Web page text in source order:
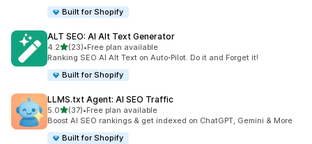
Built for Shopify
ALT SEO: AI Alt Text Generator
4.2滿分 5 顆星
(23)
共有 23 則評價
•Free plan available
Ranking SEO AI Alt Text on Auto‑Pilot. Do it and Forget it!
Built for Shopify
LLMS.txt Agent: AI SEO Traffic
5.0滿分 5 顆星
(37)
共有 37 則評價
•Free plan available
Boost AI SEO rankings & get indexed on ChatGPT, Gemini & More
Built for Shopify